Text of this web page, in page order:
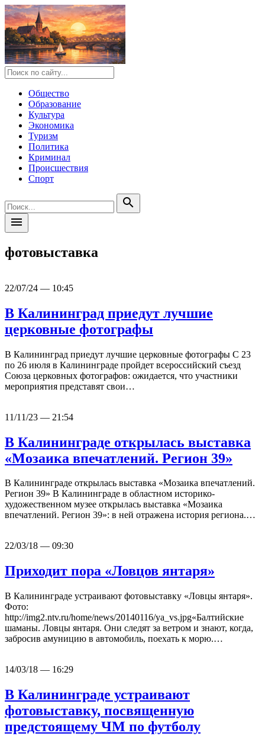
Общество
Образование
Культура
Экономика
Туризм
Политика
Криминал
Происшествия
Спорт
search
menu
фотовыставка
22/07/24 — 10:45
В Калининград приедут лучшие
церковные фотографы
В Калининград приедут лучшие церковные фотографы С 23
по 26 июля в Калининграде пройдет всероссийский съезд
Союза церковных фотографов: ожидается, что участники
мероприятия представят свои…
11/11/23 — 21:54
В Калининграде открылась выставка
«Мозаика впечатлений. Регион 39»
В Калининграде открылась выставка «Мозаика впечатлений.
Регион 39» В Калининграде в областном историко-
художественном музее открылась выставка «Мозаика
впечатлений. Регион 39»: в ней отражена история региона.…
22/03/18 — 09:30
Приходит пора «Ловцов янтаря»
В Калининграде устраивают фотовыставку «Ловцы янтаря».
Фото:
http://img2.ntv.ru/home/news/20140116/ya_vs.jpg«Балтийские
шаманы. Ловцы янтаря. Они следят за ветром и знают, когда,
забросив амуницию в автомобиль, поехать к морю.…
14/03/18 — 16:29
В Калининграде устраивают
фотовыставку, посвященную
предстоящему ЧМ по футболу